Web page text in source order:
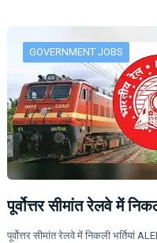
GOVERNMENT JOBS
पूर्वोत्तर सीमांत रेलवे में
पूर्वोत्तर सीमांत रेलवे में निकली भर्तियां